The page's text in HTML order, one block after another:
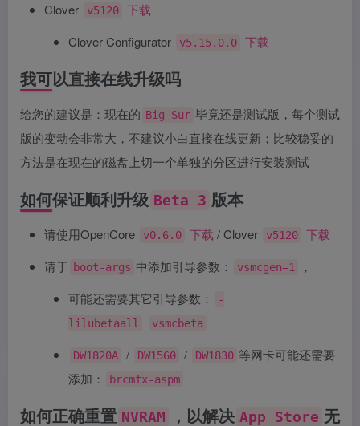
Clover v5120
下载
Clover Configurator
v5.15.0.0 下载
我可以直接在线升级吗
给您的建议是：现在的 Big Sur 毕竟还是测试版，每个测试
版的变动会非常大，不建议小白直接在线更新；比较稳妥的
方法是在现在的磁盘上切一个单独的分区进行安装测试
如何保证顺利升级 Beta 3 版本
请使用OpenCore v0.6.0 下载 / Clover v5120
下载
请于 boot-args 中添加引导参数： vsmcgen=1
，
可能还需要其它引导参数：
-
lilubetaall
vsmcbeta
DW1820A / DW1560 / DW1830 等网卡可能还需要
添加：
brcmfx-aspm
如何正确重置 NVRAM ，以解决 App Store 无